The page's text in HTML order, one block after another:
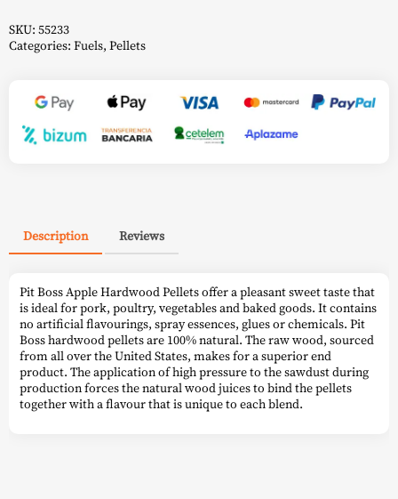
SKU: 55233
Categories: Fuels, Pellets
Description Reviews
Pit Boss Apple Hardwood Pellets offer a pleasant sweet taste that
is ideal for pork, poultry, vegetables and baked goods. It contains
no artificial flavourings, spray essences, glues or chemicals. Pit
Boss hardwood pellets are 100% natural. The raw wood, sourced
from all over the United States, makes for a superior end
product. The application of high pressure to the sawdust during
production forces the natural wood juices to bind the pellets
together with a flavour that is unique to each blend.